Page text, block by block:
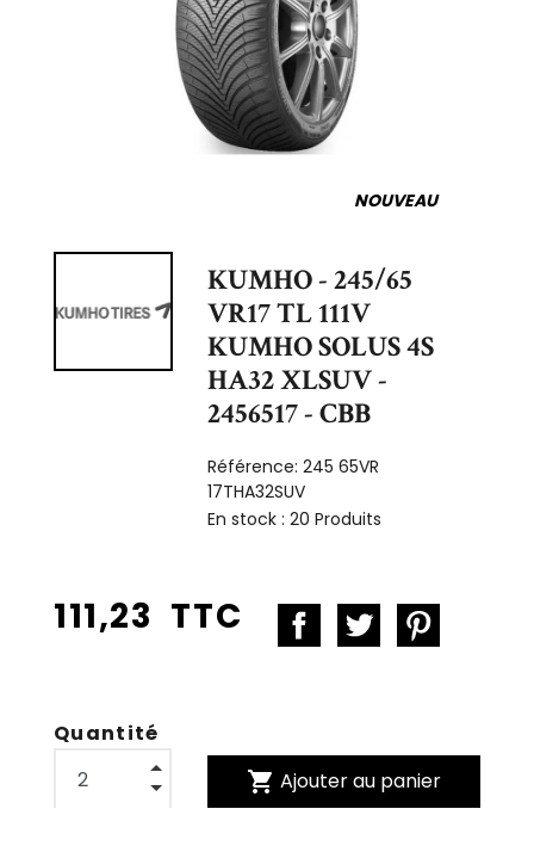
NOUVEAU
KUMHO - 245/65
VR17 TL 111V
KUMHO SOLUS 4S
HA32 XLSUV -
2456517 - CBB
Référence:245 65VR
17THA32SUV
En stock :20 Produits
111,23 TTC
Quantité
shopping_cart Ajouter au panier